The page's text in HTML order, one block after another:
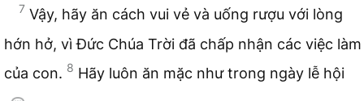
7 Vậy, hãy ăn cách vui vẻ và uống rượu với lòng
hớn hở, vì Đức Chúa Trời đã chấp nhận các việc làm
của con. 8 Hãy luôn ăn mặc như trong ngày lễ hội